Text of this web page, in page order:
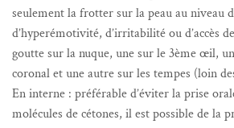
seulement la frotter sur la peau au niveau
d’hyperémotivité, d’irritabilité ou d’accès
goutte sur la nuque, une sur le 3ème œil,
coronal et une autre sur les tempes (loin
En interne : préférable d’éviter la prise
molécules de cétones, il est possible de la